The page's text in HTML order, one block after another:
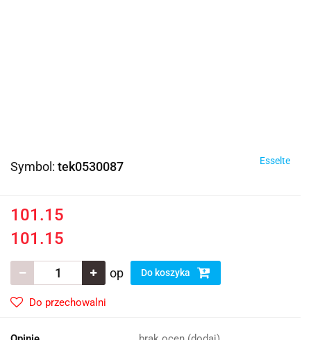
Symbol: tek0530087 Esselte
101.15
101.15
op Do koszyka
Do przechowalni